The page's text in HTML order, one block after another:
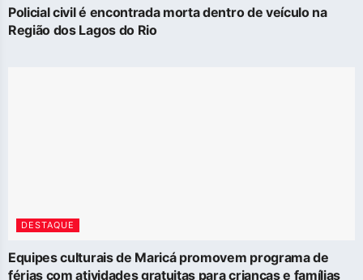
Policial civil é encontrada morta dentro de veículo na
Região dos Lagos do Rio
DESTAQUE
Equipes culturais de Maricá promovem programa de
férias com atividades gratuitas para crianças e famílias